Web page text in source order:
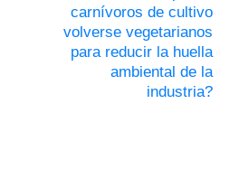
carnívoros de cultivo
volverse vegetarianos
para reducir la huella
ambiental de la
industria?